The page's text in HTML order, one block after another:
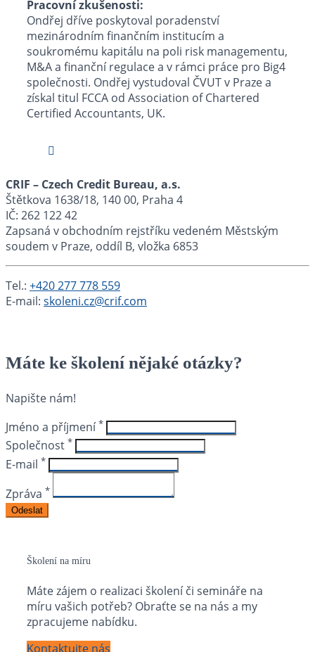
Pracovní zkušenosti:
Ondřej dříve poskytoval poradenství
mezinárodním finančním institucím a
soukromému kapitálu na poli risk managementu,
M&A a finanční regulace a v rámci práce pro Big4
společnosti. Ondřej vystudoval ČVUT v Praze a
získal titul FCCA od Association of Chartered
Certified Accountants, UK.
CRIF – Czech Credit Bureau, a.s.
Štětkova 1638/18, 140 00, Praha 4
IČ: 262 122 42
Zapsaná v obchodním rejstříku vedeném Městským
soudem v Praze, oddíl B, vložka 6853
Tel.: +420 277 778 559
E-mail: skoleni.cz@crif.com
Máte ke školení nějaké otázky?
Napište nám!
Jméno a příjmení*
Společnost *
E-mail *
Zpráva *
Školení na míru
Máte zájem o realizaci školení či semináře na
míru vašich potřeb? Obraťte se na nás a my
zpracujeme nabídku.
Kontaktujte nás